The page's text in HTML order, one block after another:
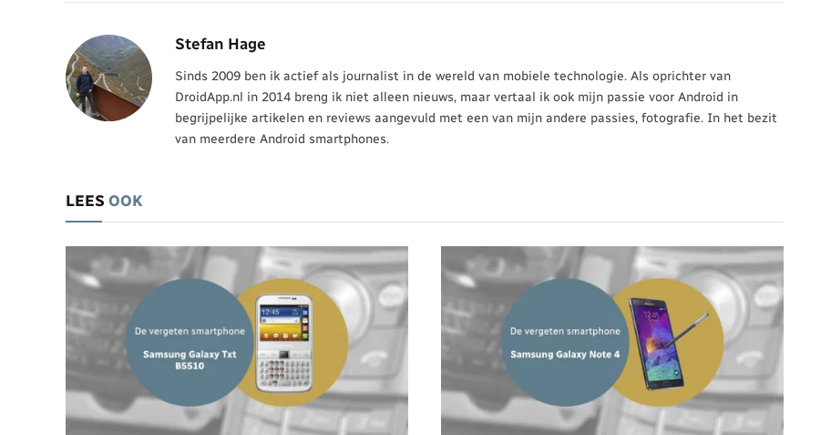
Stefan Hage
Sinds 2009 ben ik actief als journalist in de wereld van mobiele technologie. Als oprichter van
DroidApp.nl in 2014 breng ik niet alleen nieuws, maar vertaal ik ook mijn passie voor Android in
begrijpelijke artikelen en reviews aangevuld met een van mijn andere passies, fotografie. In het bezit
van meerdere Android smartphones.
LEES OOK